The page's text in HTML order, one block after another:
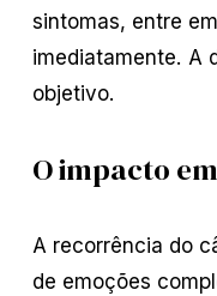
sintomas, entre
imediatamente. A
objetivo.
O impacto
A recorrência do
de emoções